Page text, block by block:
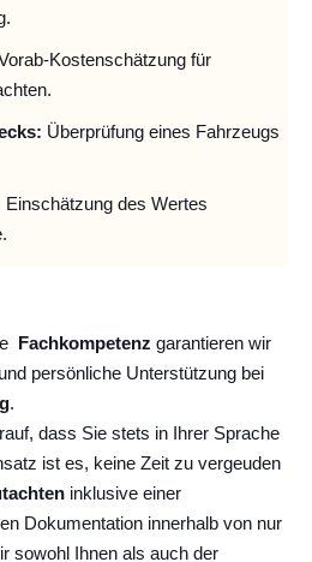
Kostenschätzung für
Überprüfung eines Fahrzeugs
Einschätzung des Wertes
Fachkompetenz garantieren wir
persönliche Unterstützung bei
.
dass Sie stets in Ihrer Sprache
ist es, keine Zeit zu vergeuden
inklusive einer
Dokumentation innerhalb von nur
sowohl Ihnen als auch der